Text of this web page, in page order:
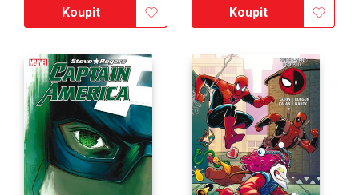
Koupit Koupit